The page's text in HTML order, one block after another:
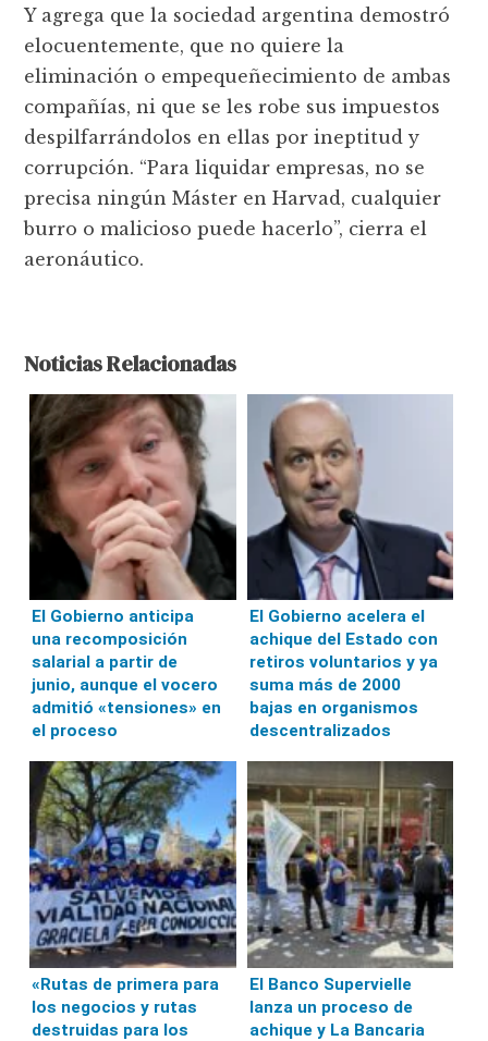
Y agrega que la sociedad argentina demostró
elocuentemente, que no quiere la
eliminación o empequeñecimiento de ambas
compañías, ni que se les robe sus impuestos
despilfarrándolos en ellas por ineptitud y
corrupción. “Para liquidar empresas, no se
precisa ningún Máster en Harvad, cualquier
burro o malicioso puede hacerlo”, cierra el
aeronáutico.
Noticias Relacionadas
El Gobierno anticipa
una recomposición
salarial a partir de
junio, aunque el vocero
admitió «tensiones» en
el proceso
El Gobierno acelera el
achique del Estado con
retiros voluntarios y ya
suma más de 2000
bajas en organismos
descentralizados
«Rutas de primera para
los negocios y rutas
destruidas para los
El Banco Supervielle
lanza un proceso de
achique y La Bancaria